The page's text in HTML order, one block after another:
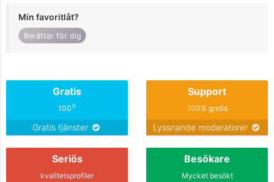
Min favoritlåt?
Berättar för dig
Gratis
100%
Gratis tjänster
Support
100% gratis
Lyssnande moderatorer
Seriös
kvalitetsprofiler
Besökare
Mycket besökt